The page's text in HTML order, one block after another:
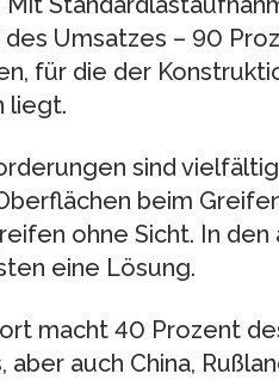
des Umsatzes – 90
für die der
liegt.
sind
beim
ohne Sicht. In
eine Lösung.
macht 40 Prozent
aber auch China,